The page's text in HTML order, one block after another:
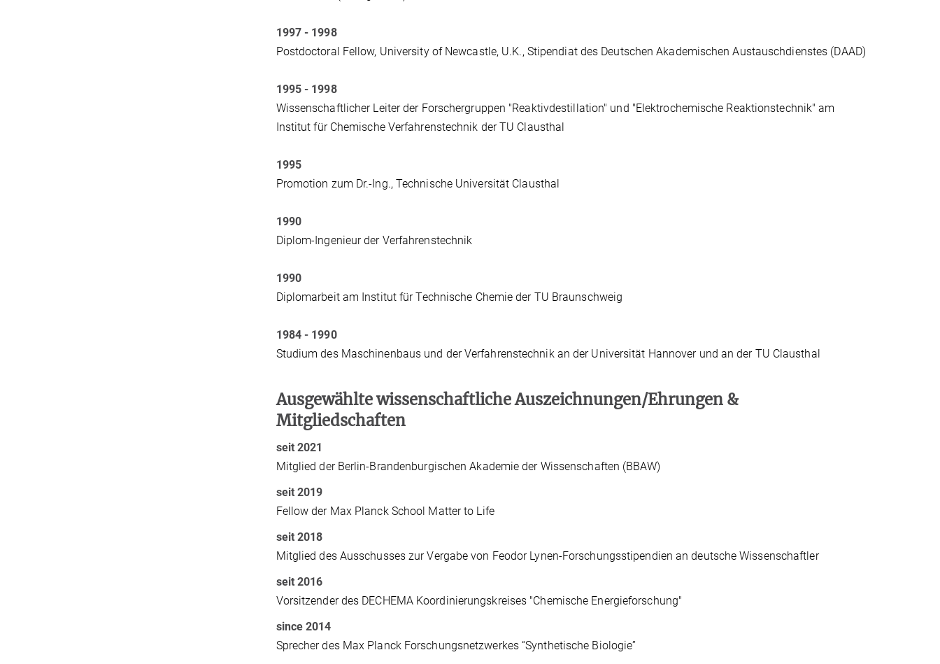
1997 - 1998
Postdoctoral Fellow, University of Newcastle, U.K., Stipendiat des Deutschen Akademischen Austauschdienstes (DAAD)
1995 - 1998
Wissenschaftlicher Leiter der Forschergruppen "Reaktivdestillation" und "Elektrochemische Reaktionstechnik" am
Institut für Chemische Verfahrenstechnik der TU Clausthal
1995
Promotion zum Dr.-Ing., Technische Universität Clausthal
1990
Diplom-Ingenieur der Verfahrenstechnik
1990
Diplomarbeit am Institut für Technische Chemie der TU Braunschweig
1984 - 1990
Studium des Maschinenbaus und der Verfahrenstechnik an der Universität Hannover und an der TU Clausthal
Ausgewählte wissenschaftliche Auszeichnungen/Ehrungen &
Mitgliedschaften
seit 2021
Mitglied der Berlin-Brandenburgischen Akademie der Wissenschaften (BBAW)
seit 2019
Fellow der Max Planck School Matter to Life
seit 2018
Mitglied des Ausschusses zur Vergabe von Feodor Lynen-Forschungsstipendien an deutsche Wissenschaftler
seit 2016
Vorsitzender des DECHEMA Koordinierungskreises "Chemische Energieforschung"
since 2014
Sprecher des Max Planck Forschungsnetzwerkes “Synthetische Biologie”